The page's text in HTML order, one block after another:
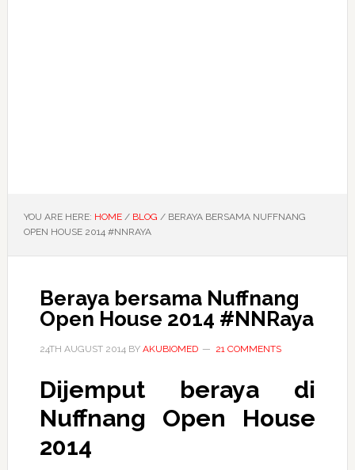
YOU ARE HERE: HOME / BLOG /BERAYA BERSAMA NUFFNANG
OPEN HOUSE 2014 #NNRAYA
Beraya bersama Nuffnang
Open House 2014 #NNRaya
24TH AUGUST 2014BY AKUBIOMED 21 COMMENTS
Dijemput beraya di
Nuffnang Open House
2014